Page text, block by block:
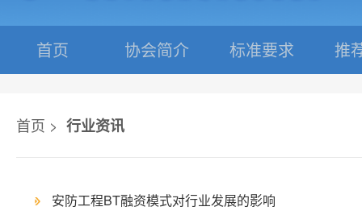
首页 协会简介 标准要求 推
首页 > 行业资讯
安防工程BT融资模式对行业发展的影响